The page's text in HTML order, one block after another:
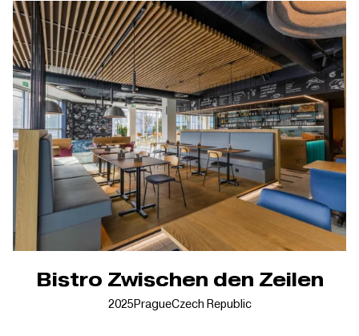
Bistro Zwischen den Zeilen
2025PragueCzech Republic